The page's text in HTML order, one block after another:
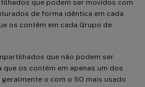
que podem ser movidos com
de forma idêntica em cada
os contêm em cada Grupo de
que não podem ser
os contém em apenas um dos
o com o SO mais usado